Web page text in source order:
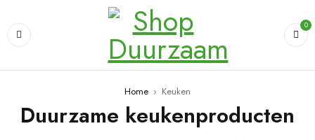
0
Home › Keuken
Duurzame keukenproducten